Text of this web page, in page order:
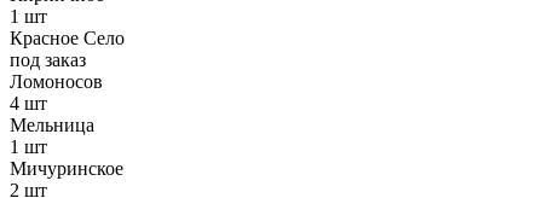
1 шт
Красное Село
под заказ
Ломоносов
4 шт
Мельница
1 шт
Мичуринское
2 шт